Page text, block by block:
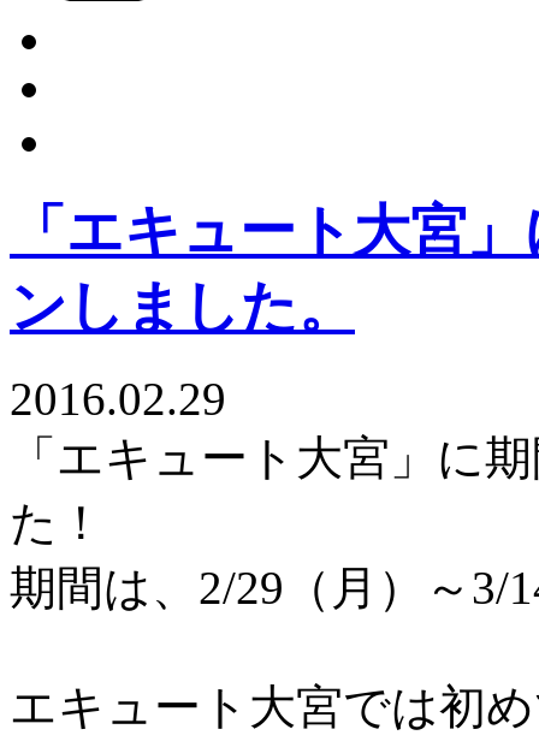
「エキュート大宮
ンしました。
2016.02.29
「エキュート大宮」に
た！
期間は、2/29（月）～3/
エキュート大宮では初